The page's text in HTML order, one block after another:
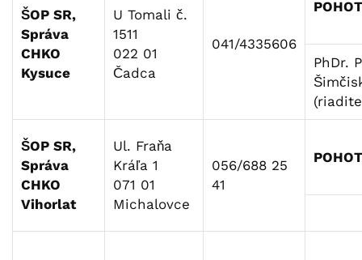
ŠOP SR,
Správa
CHKO
Kysuce
U Tomali č.
1511
022 01
Čadca
041/4335606
PhDr.
ŠOP SR,
Správa
CHKO
Vihorlat
Ul. Fraňa
Kráľa 1
071 01
Michalovce
056/688 25
41